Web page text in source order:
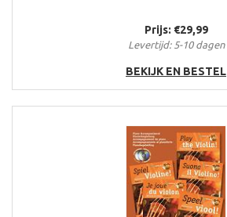
Prijs: €29,99
Levertijd: 5-10 dagen
BEKIJK EN BESTEL